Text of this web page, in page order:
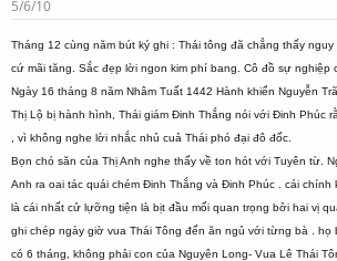
t
a
t
e
r
ầ
u
5/6/10
Tháng 12 cùng năm bút ký ghi : Thái tông đã chẳng thấy nguy
cứ mãi tăng. Sắc đẹp lời ngon kim phí bang. Cô đồ sự nghiệp
Ngày 16 tháng 8 năm Nhâm Tuất 1442 Hành khiển Nguyễn
Thị Lộ bị hành hình, Thái giám Đinh Thắng nói với Đinh Phúc
, vì không nghe lời nhắc nhủ cuả Thái phó đại đô đốc.
Bọn chó săn của Thị Anh nghe thấy về ton hót với Tuyên từ.
Anh ra oai tác quái chém Đinh Thắng và Đinh Phúc . cái chính
là cái nhất cử lựỡng tiện là bịt đầu mối quan trọng bởi hai vị
ghi chép ngày giờ vua Thái Tông đến ăn ngủ với từng bà . họ
có 6 tháng, không phải con của Nguyên Long- Vua Lê Thái